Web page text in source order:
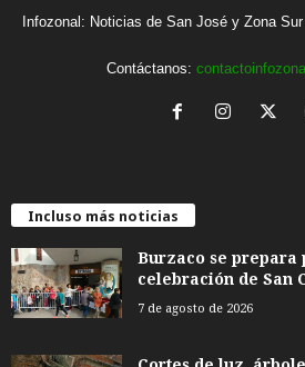
Infozonal: Noticias de San José y Zona
Contáctanos:
Incluso más noticias
Burzaco se prepara
celebración de San
7 de agosto de 2026